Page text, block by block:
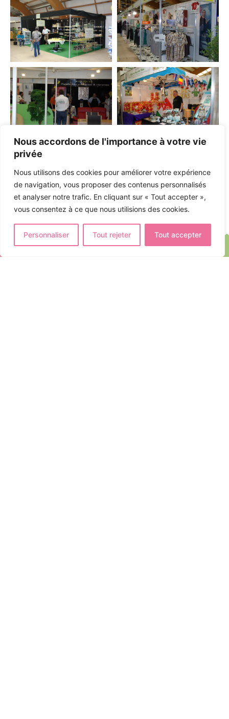
Nous accordons de l'importance à votre vie
privée
Nous utilisons des cookies pour améliorer votre expérience
de navigation, vous proposer des contenus personnalisés
et analyser notre trafic. En cliquant sur « Tout accepter »,
vous consentez à ce que nous utilisions des cookies.
Personnaliser Tout rejeter Tout accepter